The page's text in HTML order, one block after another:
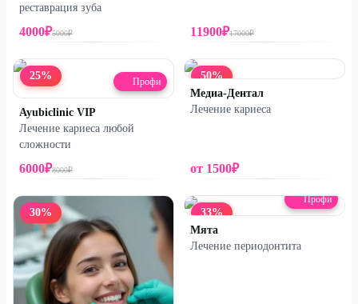
реставрация зуба
4000₽5000₽ 11900₽17000₽
25% Профи
Ayubiclinic VIP
Лечение кариеса любой
сложности
6000₽8000₽
50%
Медиа-Дентал
Лечение кариеса
от 1500₽
30% 33%
Профи
Мята
Лечение периодонтита